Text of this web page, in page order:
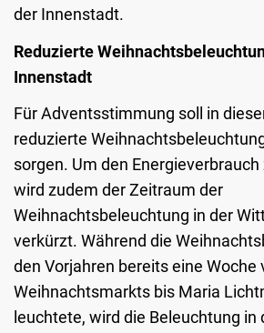
der Innenstadt.
Reduzierte
Innenstadt
Für Adventsstimmung soll in
reduzierte
sorgen. Um den Energieverbrauch
wird zudem der Zeitraum der
Weihnachtsbeleuchtung in der
verkürzt. Während die
den Vorjahren bereits eine Woche
Weihnachtsmarkts bis Maria
leuchtete, wird die Beleuchtung in